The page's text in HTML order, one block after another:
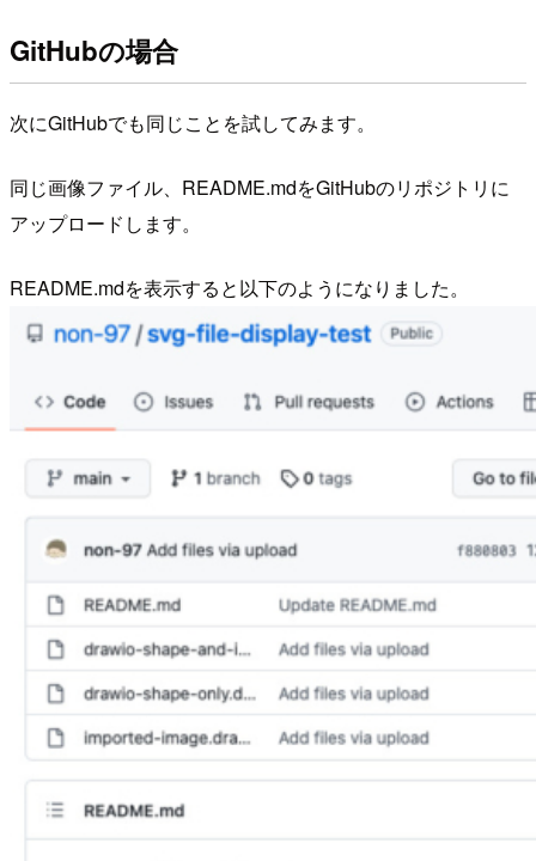
GitHubの場合
次にGitHubでも同じことを試してみます。
同じ画像ファイル、README.mdをGitHubのリポジトリに
アップロードします。
README.mdを表示すると以下のようになりました。